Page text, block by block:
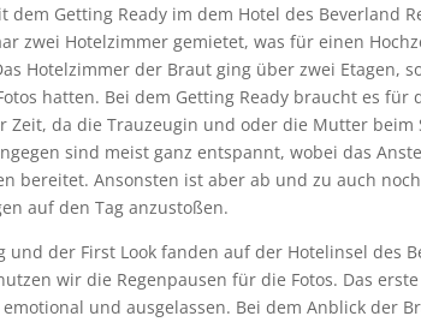
dem Getting Ready im dem Hotel des Beverland
zwei Hotelzimmer gemietet, was für einen
Hotelzimmer der Braut ging über zwei Etagen,
hatten. Bei dem Getting Ready braucht es für
Zeit, da die Trauzeugin und oder die Mutter beim
sind meist ganz entspannt, wobei das
bereitet. Ansonsten ist aber ab und zu auch
auf den Tag anzustoßen.
und der First Look fanden auf der Hotelinsel des
wir die Regenpausen für die Fotos. Das
und ausgelassen. Bei dem Anblick der